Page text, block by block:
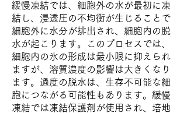
緩慢凍結では、細胞外の水が最初に凍
結し、浸透圧の不均衡が生じることで
細胞外に水分が排出され、細胞内の脱
水が起こります。このプロセスでは、
細胞内の氷の形成は最小限に抑えられ
ますが、溶質濃度の影響は大きくなり
ます。過度の脱水は、生存不可能な細
胞につながる可能性もあります。緩慢
凍結では凍結保護剤が使用され、培地